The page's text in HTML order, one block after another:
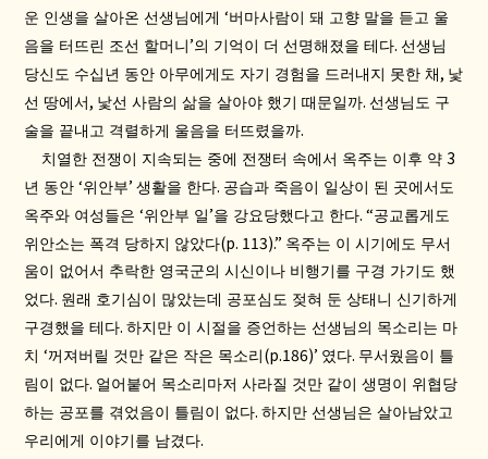
운 인생을 살아온 선생님에게‘버마사람이 돼 고향 말을 듣고 울
음을 터뜨린 조선 할머니’의 기억이 더 선명해졌을 테다.선생님
당신도 수십년 동안 아무에게도 자기 경험을 드러내지 못한 채 , 낯
선 땅에서 , 낯선 사람의 삶을 살아야 했기 때문일까.선생님도 구
술을 끝내고 격렬하게 울음을 터뜨렸을까.
치열한 전쟁이 지속되는 중에 전쟁터 속에서 옥주는 이후 약3
년 동안‘위안부’생활을 한다. 공습과 죽음이 일상이 된 곳에서도
옥주와 여성들은‘위안부 일’을 강요당했다고 한다. “공교롭게도
위안소는 폭격 당하지 않았다(p. 113).” 옥주는 이 시기에도 무서
움이 없어서 추락한 영국군의 시신이나 비행기를 구경 가기도 했
었다. 원래 호기심이 많았는데 공포심도 젖혀 둔 상태니 신기하게
구경했을 테다.하지만 이 시절을 증언하는 선생님의 목소리는 마
치‘꺼져버릴 것만 같은 작은 목소리 (p.186)’ 였다. 무서웠음이 틀
림이 없다. 얼어붙어 목소리마저 사라질 것만 같이 생명이 위협당
하는 공포를 겪었음이 틀림이 없다.하지만 선생님은 살아남았고
우리에게 이야기를 남겼다.